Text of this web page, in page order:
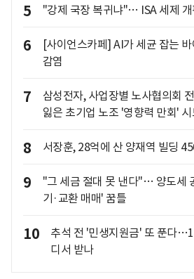
5 "강제 국장 복귀냐"… ISA 세제
6
[사이언스카페] AI가 세균 잡는
감염
7
삼성전자, 사업장별 노사협의회
잃은 초기업 노조 '영향력 만회'
8 서장훈, 28억에 산 양재역 빌딩
9
"그 세금 절대 못 낸다"… 양도세
기·교환 매매' 꿈틀
10
추석 전 '민생지원금' 또 푼다
디서 받나